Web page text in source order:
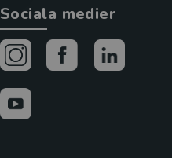
Sociala medier